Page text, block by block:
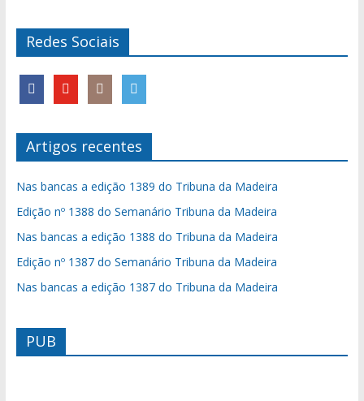
Redes Sociais
Artigos recentes
Nas bancas a edição 1389 do Tribuna da Madeira
Edição nº 1388 do Semanário Tribuna da Madeira
Nas bancas a edição 1388 do Tribuna da Madeira
Edição nº 1387 do Semanário Tribuna da Madeira
Nas bancas a edição 1387 do Tribuna da Madeira
PUB